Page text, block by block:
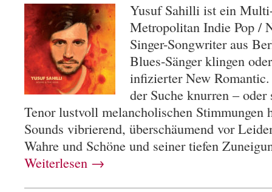
Yusuf Sahilli ist ein
Metropolitan Indie Pop /
Singer-Songwriter aus
Blues-Sänger klingen
infizierter New
der Suche knurren –
Tenor lustvoll melancholischen Stimmungen
Sounds vibrierend, überschäumend vor
Wahre und Schöne und seiner tiefen
Weiterlesen →